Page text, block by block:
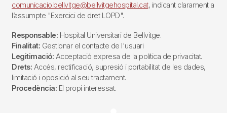
comunicacio.bellvitge@bellvitgehospital.cat, indicant clarament a
l’assumpte "Exercici de dret LOPD".
Responsable: Hospital Universitari de Bellvitge.
Finalitat: Gestionar el contacte de l'usuari
Legitimació: Acceptació expresa de la política de privacitat.
Drets: Accés, rectificació, supresió i portabilitat de les dades,
limitació i oposició al seu tractament.
Procedència: El propi interessat.